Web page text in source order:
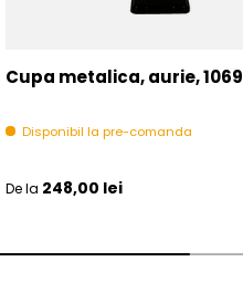
Cupa metalica, aurie, 1069
Disponibil la pre-comanda
Pret initial
De la 248,00 lei